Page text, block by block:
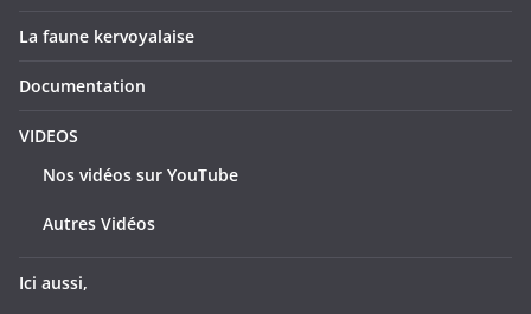
La faune kervoyalaise
Documentation
VIDEOS
Nos vidéos sur YouTube
Autres Vidéos
Ici aussi,